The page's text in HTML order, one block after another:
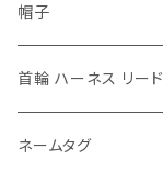
帽子
首輪 ハーネス リード
首輪
ネームタグ